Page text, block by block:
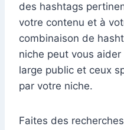
des hashtags
votre contenu et à
combinaison de
niche peut vous
large public et ceux
par votre niche.
Faites des